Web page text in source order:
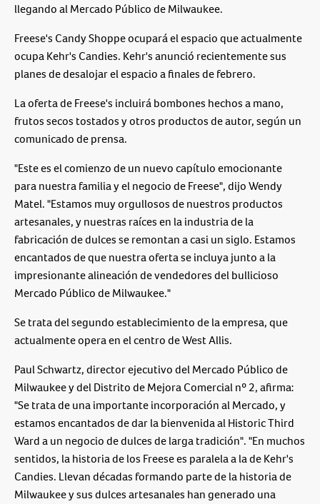
llegando al Mercado Público de Milwaukee.
Freese's Candy Shoppe ocupará el espacio que actualmente
ocupa Kehr's Candies. Kehr's anunció recientemente sus
planes de desalojar el espacio a finales de febrero.
La oferta de Freese's incluirá bombones hechos a mano,
frutos secos tostados y otros productos de autor, según un
comunicado de prensa.
"Este es el comienzo de un nuevo capítulo emocionante
para nuestra familia y el negocio de Freese", dijo Wendy
Matel. "Estamos muy orgullosos de nuestros productos
artesanales, y nuestras raíces en la industria de la
fabricación de dulces se remontan a casi un siglo. Estamos
encantados de que nuestra oferta se incluya junto a la
impresionante alineación de vendedores del bullicioso
Mercado Público de Milwaukee."
Se trata del segundo establecimiento de la empresa, que
actualmente opera en el centro de West Allis.
Paul Schwartz, director ejecutivo del Mercado Público de
Milwaukee y del Distrito de Mejora Comercial nº 2, afirma:
"Se trata de una importante incorporación al Mercado, y
estamos encantados de dar la bienvenida al Historic Third
Ward a un negocio de dulces de larga tradición". "En muchos
sentidos, la historia de los Freese es paralela a la de Kehr's
Candies. Llevan décadas formando parte de la historia de
Milwaukee y sus dulces artesanales han generado una